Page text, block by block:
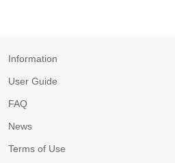
Information
User Guide
FAQ
News
Terms of Use